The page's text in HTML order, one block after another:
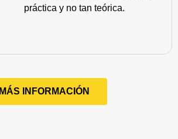
práctica y no tan teórica.
MÁS INFORMACIÓN